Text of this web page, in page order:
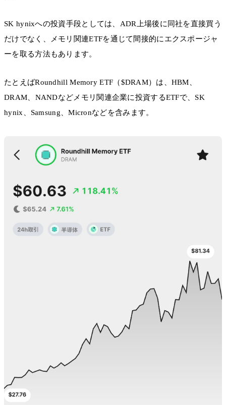
SK hynixへの投資手段としては、ADR上場後に同社を直接買う
だけでなく、メモリ関連ETFを通じて間接的にエクスポージャ
ーを取る方法もあります。
たとえばRoundhill Memory ETF（$DRAM）は、HBM、
DRAM、NANDなどメモリ関連企業に投資するETFで、SK
hynix、Samsung、Micronなどを含みます。